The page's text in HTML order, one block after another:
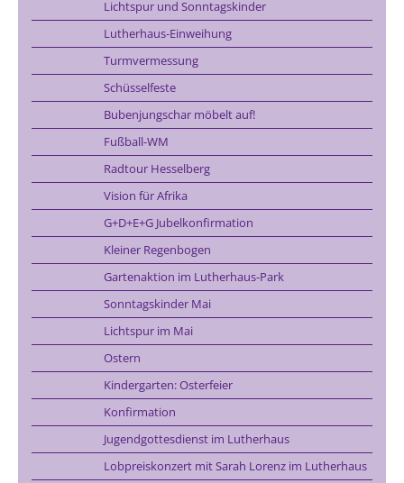
Lichtspur und Sonntagskinder
Lutherhaus-Einweihung
Turmvermessung
Schüsselfeste
Bubenjungschar möbelt auf!
Fußball-WM
Radtour Hesselberg
Vision für Afrika
G+D+E+G Jubelkonfirmation
Kleiner Regenbogen
Gartenaktion im Lutherhaus-Park
Sonntagskinder Mai
Lichtspur im Mai
Ostern
Kindergarten: Osterfeier
Konfirmation
Jugendgottesdienst im Lutherhaus
Lobpreiskonzert mit Sarah Lorenz im Lutherhaus